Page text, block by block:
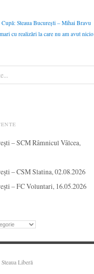
Steaua București – Mihai Bravu
cu realizări la care nu am avut nicio
– SCM Râmnicul Vâlcea,
– CSM Slatina, 02.08.2026
– FC Voluntari, 16.05.2026
Steaua Liberă